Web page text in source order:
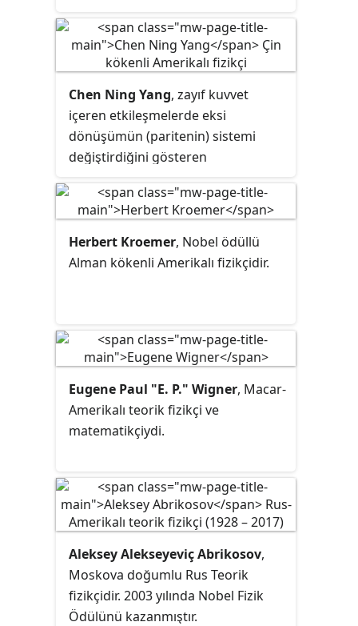
teori geliştirdiği için Nobel Fizik
Ödülüne layık görüldü. Diğer bir
önemli çalışması da Kuvantum alan
kuramında kullanılan
renormalizasyon grupları tekniğini
ve felsefesini geliştirmiş olmasıdır.
Chen Ning Yang, zayıf kuvvet
içeren etkileşmelerde eksi
dönüşümün (paritenin) sistemi
değiştirdiğini gösteren
1957'de 35 yaşında Nobel Fizik
Ödülü'nü kazanan Çin kökenli
Amerikalı fizikçidir. Bilime yaptığı
birçok katkının arasında Robert
Herbert Kroemer, Nobel ödüllü
Alman kökenli Amerikalı fizikçidir.
Eugene Paul "E. P." Wigner, Macar-
Amerikalı teorik fizikçi ve
matematikçiydi.
Aleksey Alekseyeviç Abrikosov,
Moskova doğumlu Rus Teorik
fizikçidir. 2003 yılında Nobel Fizik
Ödülünü kazanmıştır.